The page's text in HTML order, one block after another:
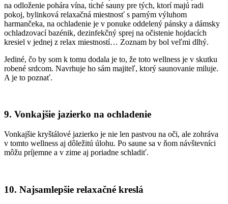
na odloženie pohára vína, tiché sauny pre tých, ktorí majú radi
pokoj, bylinková relaxačná miestnosť s parným výluhom
harmančeka, na ochladenie je v ponuke oddelený pánsky a dámsky
ochladzovací bazénik, dezinfekčný sprej na očistenie hojdacích
kresiel v jednej z relax miestností… Zoznam by bol veľmi dlhý.
Jediné, čo by som k tomu dodala je to, že toto wellness je v skutku
robené srdcom. Navrhuje ho sám majiteľ, ktorý saunovanie miluje.
A je to poznať.
9. Vonkajšie jazierko na ochladenie
Vonkajšie kryštálové jazierko je nie len pastvou na oči, ale zohráva
v tomto wellness aj dôležitú úlohu. Po saune sa v ňom návštevníci
môžu príjemne a v zime aj poriadne schladiť.
10. Najsamlepšie relaxačné kreslá